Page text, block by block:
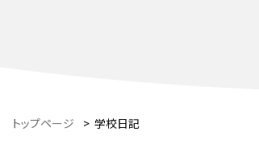
トップページ > 学校日記